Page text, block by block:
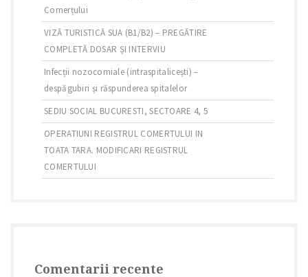
Comerțului
VIZĂ TURISTICĂ SUA (B1/B2) – PREGĂTIRE
COMPLETĂ DOSAR ȘI INTERVIU
Infecții nozocomiale (intraspitalicești) –
despăgubiri și răspunderea spitalelor
SEDIU SOCIAL BUCURESTI, SECTOARE 4, 5
OPERATIUNI REGISTRUL COMERTULUI IN
TOATA TARA. MODIFICARI REGISTRUL
COMERTULUI
Comentarii recente